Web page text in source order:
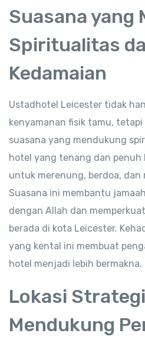
Suasana yang
Spiritualitas
Kedamaian
Ustadhotel Leicester tidak
kenyamanan fisik tamu,
suasana yang mendukung
hotel yang tenang dan penuh
untuk merenung, berdoa, dan
Suasana ini membantu
dengan Allah dan
berada di kota Leicester.
yang kental ini membuat
hotel menjadi lebih bermakna.
Lokasi
Mendukung